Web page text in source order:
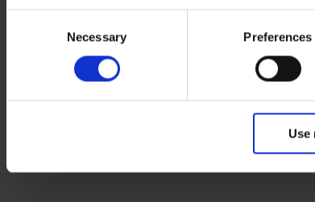
Necessary Preferences
Use